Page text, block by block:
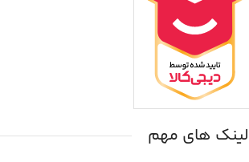
لینک های مهم